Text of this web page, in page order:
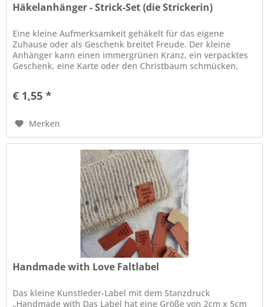
Häkelanhänger - Strick-Set (die Strickerin)
Eine kleine Aufmerksamkeit gehäkelt für das eigene
Zuhause oder als Geschenk breitet Freude. Der kleine
Anhänger kann einen immergrünen Kranz, ein verpacktes
Geschenk, eine Karte oder den Christbaum schmücken,
€ 1,55 *
Merken
Handmade with Love Faltlabel
Das kleine Kunstleder-Label mit dem Stanzdruck
„Handmade with Das Label hat eine Größe von 2cm x 5cm